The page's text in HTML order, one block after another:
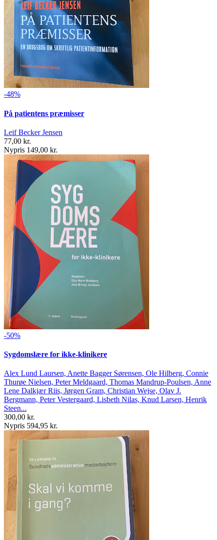
-48%
På patientens præmisser
Leif Becker Jensen
77,00 kr.
Nypris 149,00 kr.
-50%
Sygdomslære for ikke-klinikere
Alex Lund Laursen, Anette Bagger Sørensen, Ole Hilberg, Connie
Thurøe Nielsen, Peter Meldgaard, Thomas Mandrup-Poulsen, Anne
Lene Dalkjær Riis, Jørgen Gram, Christian Wejse, Olav J.
Bergmann, Peter Vestergaard, Lisbeth Nilas, Knud Larsen, Henrik
Steen...
300,00 kr.
Nypris 594,95 kr.